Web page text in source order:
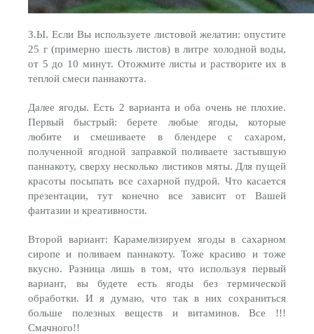
З.Ы. Если Вы используете листовой желатин: опустите
25 г (примерно шесть листов) в литре холодной воды,
от 5 до 10 минут. Отожмите листы и растворите их в
теплой смеси паннакотта.
Далее ягоды. Есть 2 варианта и оба очень не плохие.
Первый быстрый: берете любые ягоды, которые
любите и смешиваете в блендере с сахаром,
полученной ягодной заправкой поливаете застывшую
паннакоту, сверху несколько листиков мяты. Для пущей
красоты посыпать все сахарной пудрой. Что касается
презентации, тут конечно все зависит от Вашей
фантазии и креативности.
Второй вариант: Карамелизируем ягоды в сахарном
сиропе и поливаем паннакоту. Тоже красиво и тоже
вкусно. Разница лишь в том, что используя первый
вариант, вы будете есть ягоды без термической
обработки. И я думаю, что так в них сохраниться
больше полезных веществ и витаминов. Все !!!
Смачного!!